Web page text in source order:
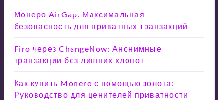
Монеро AirGap: Максимальная
безопасность для приватных транзакций
Firo через ChangeNow: Анонимные
транзакции без лишних хлопот
Как купить Monero с помощью золота:
Руководство для ценителей приватности